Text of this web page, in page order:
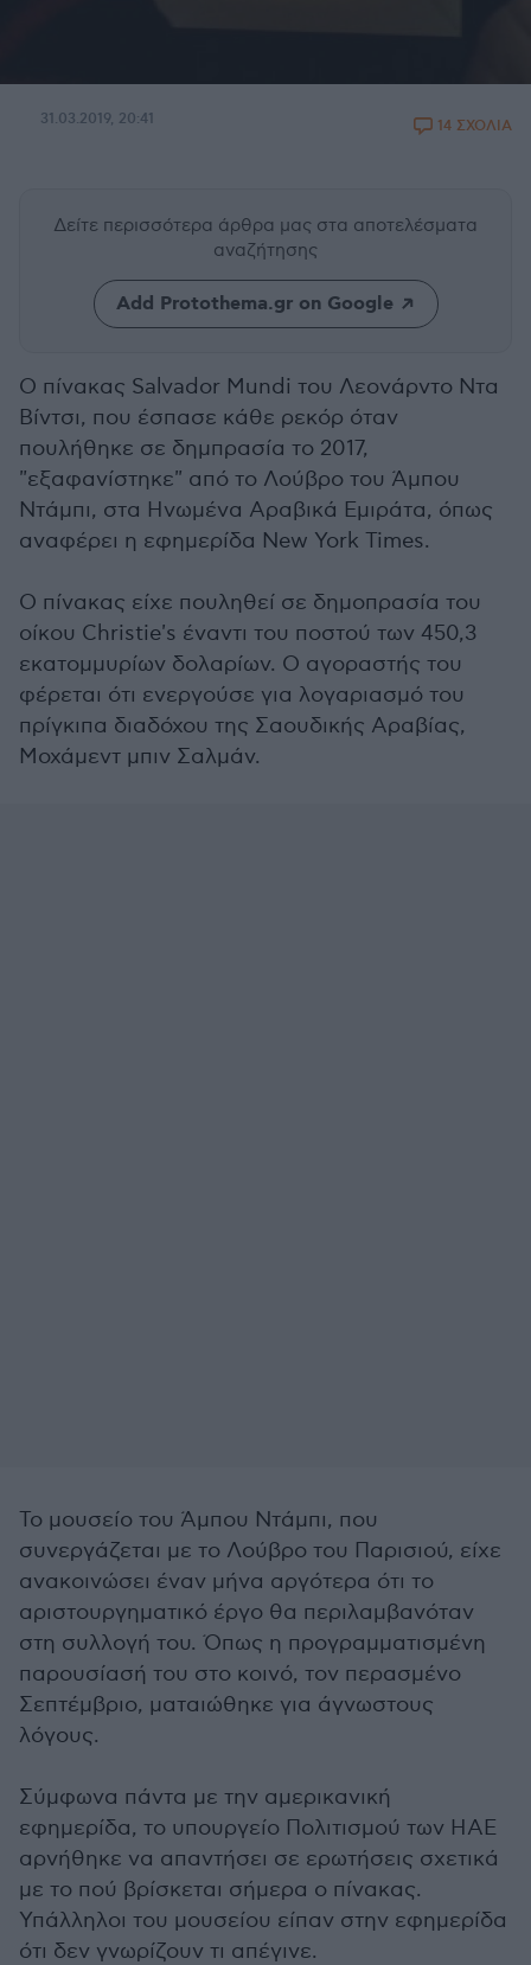
31.03.2019, 20:41 14 ΣΧΟΛΙΑ
Δείτε περισσότερα άρθρα μας στα αποτελέσματα
αναζήτησης
Add Protothema.gr on Google
Ο πίνακας Salvador Mundi του Λεονάρντο Ντα
Βίντσι, που έσπασε κάθε ρεκόρ όταν
πουλήθηκε σε δημπρασία το 2017,
"εξαφανίστηκε" από το Λούβρο του Άμπου
Ντάμπι, στα Ηνωμένα Αραβικά Εμιράτα, όπως
αναφέρει η εφημερίδα New York Times.
Ο πίνακας είχε πουληθεί σε δημοπρασία του
οίκου Christie's έναντι του ποστού των 450,3
εκατομμυρίων δολαρίων. Ο αγοραστής του
φέρεται ότι ενεργούσε για λογαριασμό του
πρίγκιπα διαδόχου της Σαουδικής Αραβίας,
Μοχάμεντ μπιν Σαλμάν.
Το μουσείο του Άμπου Ντάμπι, που
συνεργάζεται με το Λούβρο του Παρισιού, είχε
ανακοινώσει έναν μήνα αργότερα ότι το
αριστουργηματικό έργο θα περιλαμβανόταν
στη συλλογή του. Όπως η προγραμματισμένη
παρουσίασή του στο κοινό, τον περασμένο
Σεπτέμβριο, ματαιώθηκε για άγνωστους
λόγους.
Σύμφωνα πάντα με την αμερικανική
εφημερίδα, το υπουργείο Πολιτισμού των ΗΑΕ
αρνήθηκε να απαντήσει σε ερωτήσεις σχετικά
με το πού βρίσκεται σήμερα ο πίνακας.
Υπάλληλοι του μουσείου είπαν στην εφημερίδα
ότι δεν γνωρίζουν τι απέγινε.